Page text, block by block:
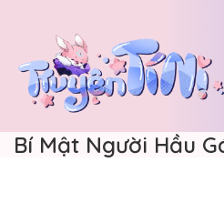
Bí Mật Người Hầu